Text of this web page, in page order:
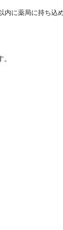
内に薬局に持ち込